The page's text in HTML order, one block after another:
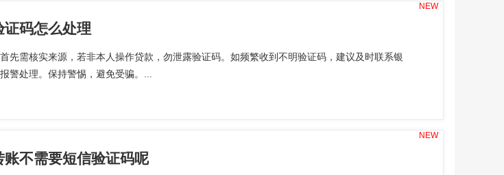
码怎么处理
先需核实来源，若非本人操作贷款，勿泄露验证码。如频繁收到不明验证码，建议及时联系银
警处理。保持警惕，避免受骗。...
NEW
不需要短信验证码呢
NEW